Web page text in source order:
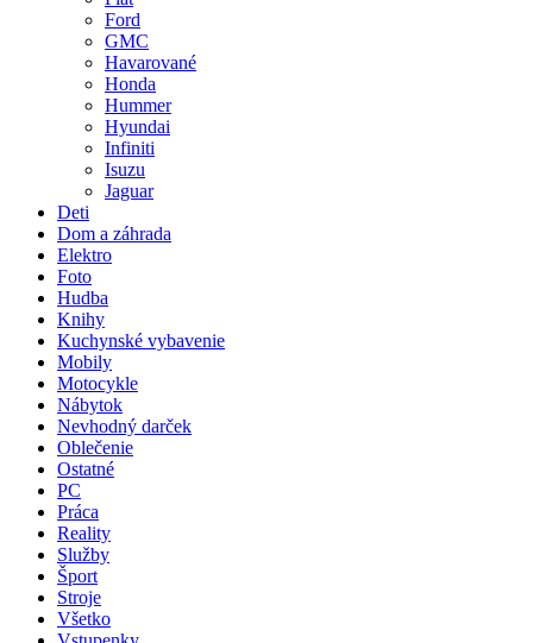
Ford
GMC
Havarované
Honda
Hummer
Hyundai
Infiniti
Isuzu
Jaguar
Deti
Dom a záhrada
Elektro
Foto
Hudba
Knihy
Kuchynské vybavenie
Mobily
Motocykle
Nábytok
Nevhodný darček
Oblečenie
Ostatné
PC
Práca
Reality
Služby
Šport
Stroje
Všetko